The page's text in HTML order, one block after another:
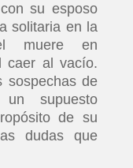
su esposo
solitaria en la
muere en
caer al vacío.
sospechas de
un supuesto
de su
dudas que